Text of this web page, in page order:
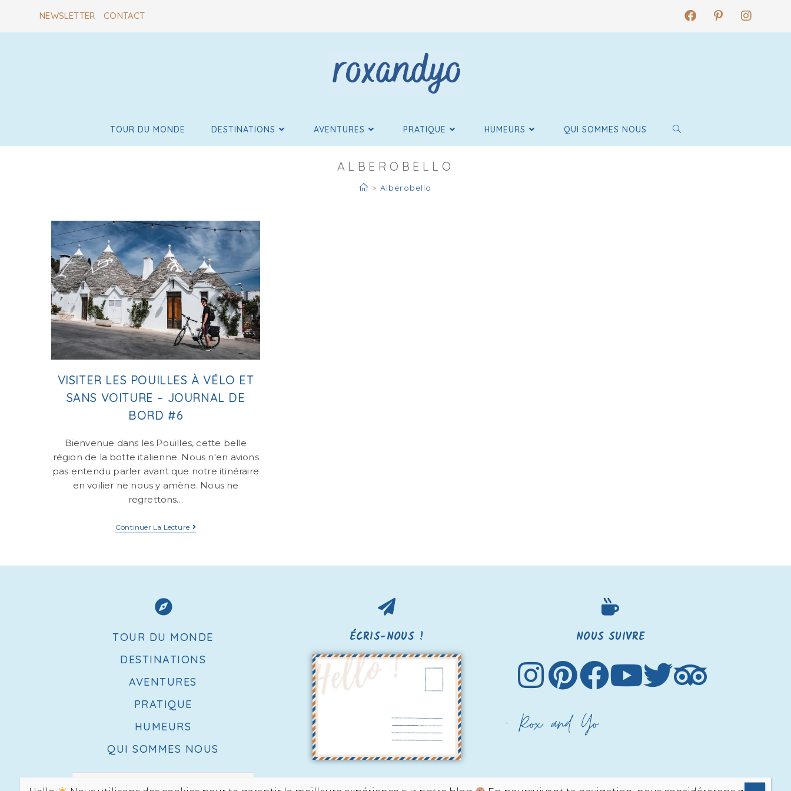
NEWSLETTER CONTACT
TOUR DU MONDE DESTINATIONS AVENTURES PRATIQUE HUMEURS QUI SOMMES NOUS
ALBEROBELLO
> Alberobello
VISITER LES POUILLES À VÉLO ET
SANS VOITURE – JOURNAL DE
BORD #6
Bienvenue dans les Pouilles, cette belle
région de la botte italienne. Nous n'en avions
pas entendu parler avant que notre itinéraire
en voilier ne nous y amène. Nous ne
regrettons…
Continuer La Lecture
TOUR DU MONDE
DESTINATIONS
AVENTURES
PRATIQUE
HUMEURS
QUI SOMMES NOUS
ÉCRIS-NOUS ! NOUS SUIVRE